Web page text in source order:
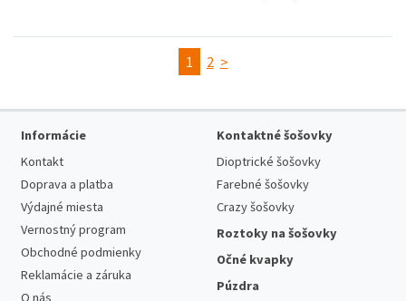
1 2 >
Informácie
Kontakt
Doprava a platba
Výdajné miesta
Vernostný program
Obchodné podmienky
Reklamácie a záruka
O nás
Kontaktné šošovky
Dioptrické šošovky
Farebné šošovky
Crazy šošovky
Roztoky na šošovky
Očné kvapky
Púzdra